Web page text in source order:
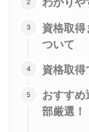
資格取得
ついて
資格取得
おすす
部厳選！